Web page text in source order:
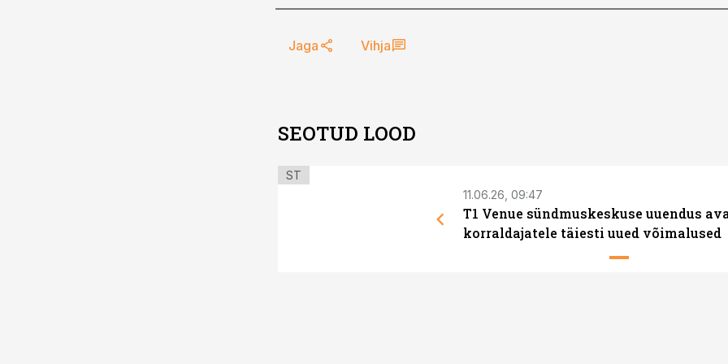
Jaga Vihja
SEOTUD LOOD
ST
11.06.26, 09:47
T1 Venue sündmuskeskuse uuendus
korraldajatele täiesti uued võimalused